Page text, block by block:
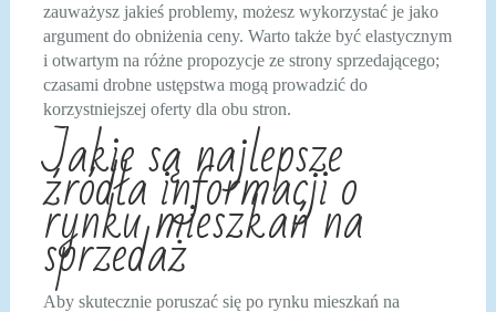
zauważysz jakieś problemy, możesz wykorzystać je jako
argument do obniżenia ceny. Warto także być elastycznym
i otwartym na różne propozycje ze strony sprzedającego;
czasami drobne ustępstwa mogą prowadzić do
korzystniejszej oferty dla obu stron.
Jakie są najlepsze
źródła informacji o
rynku mieszkań na
sprzedaż
Aby skutecznie poruszać się po rynku mieszkań na